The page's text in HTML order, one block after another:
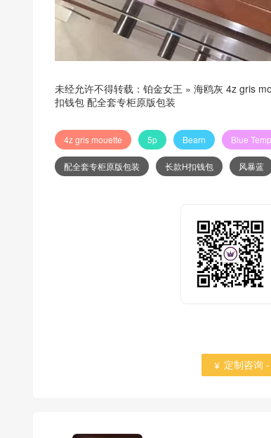
未经允许不得转载： 铂金女王 » 海鸥灰 4z gris
扣钱包 配全套专柜原版包装
4z gris mouette 5p Bearn Blue
配全套专柜原版包装 长款H扣钱包 风暴蓝
 定制咨询